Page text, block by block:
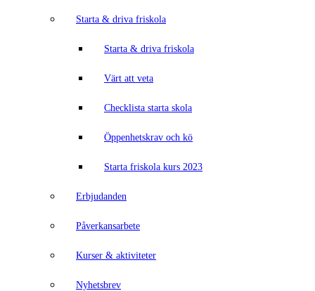
Starta & driva friskola
Starta & driva friskola
Värt att veta
Checklista starta skola
Öppenhetskrav och kö
Starta friskola kurs 2023
Erbjudanden
Påverkansarbete
Kurser & aktiviteter
Nyhetsbrev